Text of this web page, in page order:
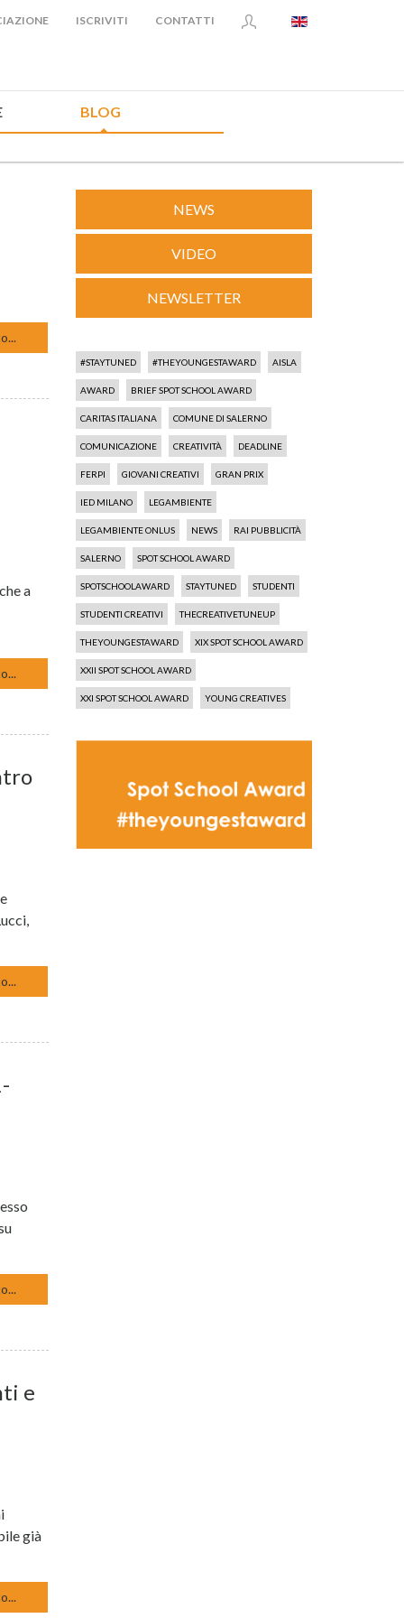
ISCRIVITI CONTATTI
BLOG
a
e
già
NEWS
VIDEO
NEWSLETTER
#STAYTUNED #THEYOUNGESTAWARD AISLA
AWARD BRIEF SPOT SCHOOL AWARD
CARITAS ITALIANA COMUNE DI SALERNO
COMUNICAZIONE CREATIVITÀ DEADLINE
FERPI GIOVANI CREATIVI GRAN PRIX
IED MILANO LEGAMBIENTE
LEGAMBIENTE ONLUS NEWS RAI PUBBLICITÀ
SALERNO SPOT SCHOOL AWARD
SPOTSCHOOLAWARD STAYTUNED STUDENTI
STUDENTI CREATIVI THECREATIVETUNEUP
THEYOUNGESTAWARD XIX SPOT SCHOOL AWARD
XXII SPOT SCHOOL AWARD
XXI SPOT SCHOOL AWARD YOUNG CREATIVES